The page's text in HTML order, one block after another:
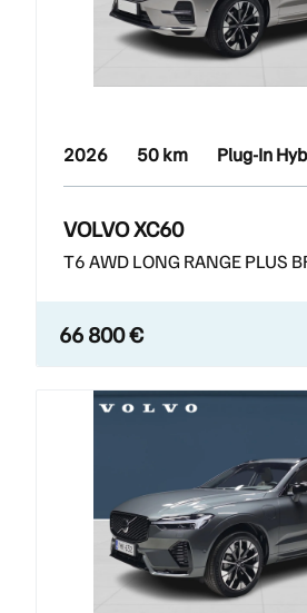
2026 50 km Plug-In
VOLVO XC60
T6 AWD LONG RANGE PLUS
66 800 €